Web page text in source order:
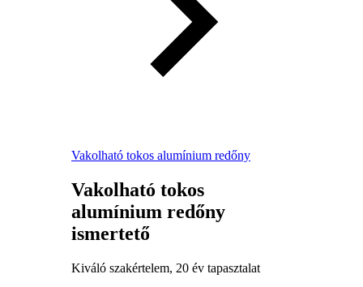
Vakolható tokos alumínium redőny
Vakolható tokos
alumínium redőny
ismertető
Kiváló szakértelem, 20 év tapasztalat